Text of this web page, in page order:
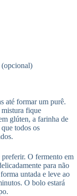
(opcional)
até formar um purê.
mistura fique
glúten, a farinha de
todos os
preferir. O fermento em
para não
untada e leve ao
O bolo estará